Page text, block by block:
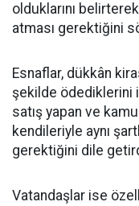
olduklarını
atması gerektiğini
Esnaflar, dükkân
şekilde ödediklerini
satış yapan ve
kendileriyle aynı
gerektiğini dile
Vatandaşlar ise